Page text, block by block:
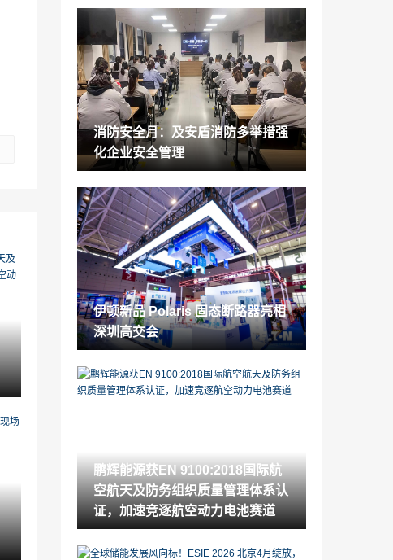
2025-11-18
名旺集团旗下新能源品牌福恩、琼豪实体
店盛大开业
2025-11-14
（2025胶原蛋白肽排名）2025年胶原蛋白
肽品牌排行榜揭晓
2025-11-12
林德大中华区连续三年荣获“多元公平包容
大奖” 以卓越实践赢得员工归属感
2025-11-11
空间不够也能装！弘威小型观光电梯，让
小空间秒变风景线
2025-11-10
杜邦™ Tyvek® 于第八届进博会展示创新
解决方案，达成多项合作
2025-11-07
施耐德电气如何帮鞍钢鲅鱼圈造出“自动驾
驶”钢铁库?
巴中6家国企市场化选聘职业经理人
2025-11-06
杜邦焕新亮相2025进博会，开放创新共赢
未来生态
中共巴中市国有资产监督管理委员会委员
消防安全月：及安盾消防多举措强
化企业安全管理
伊顿新品 Polaris 固态断路器亮相
深圳高交会
鹏辉能源获EN 9100:2018国际航
空航天及防务组织质量管理体系认
证，加速竞逐航空动力电池赛道